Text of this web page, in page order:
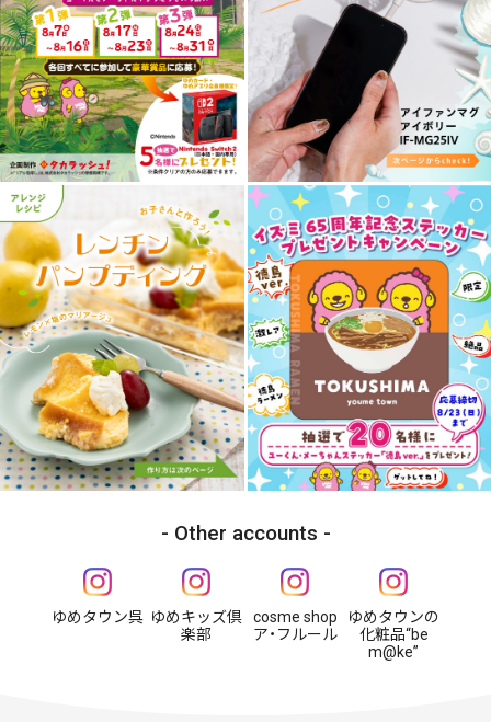
Other accounts
ゆめタウン呉 ゆめキッズ倶
楽部
cosme shop
ア・フルール
ゆめタウンの
化粧品“be
m@ke”